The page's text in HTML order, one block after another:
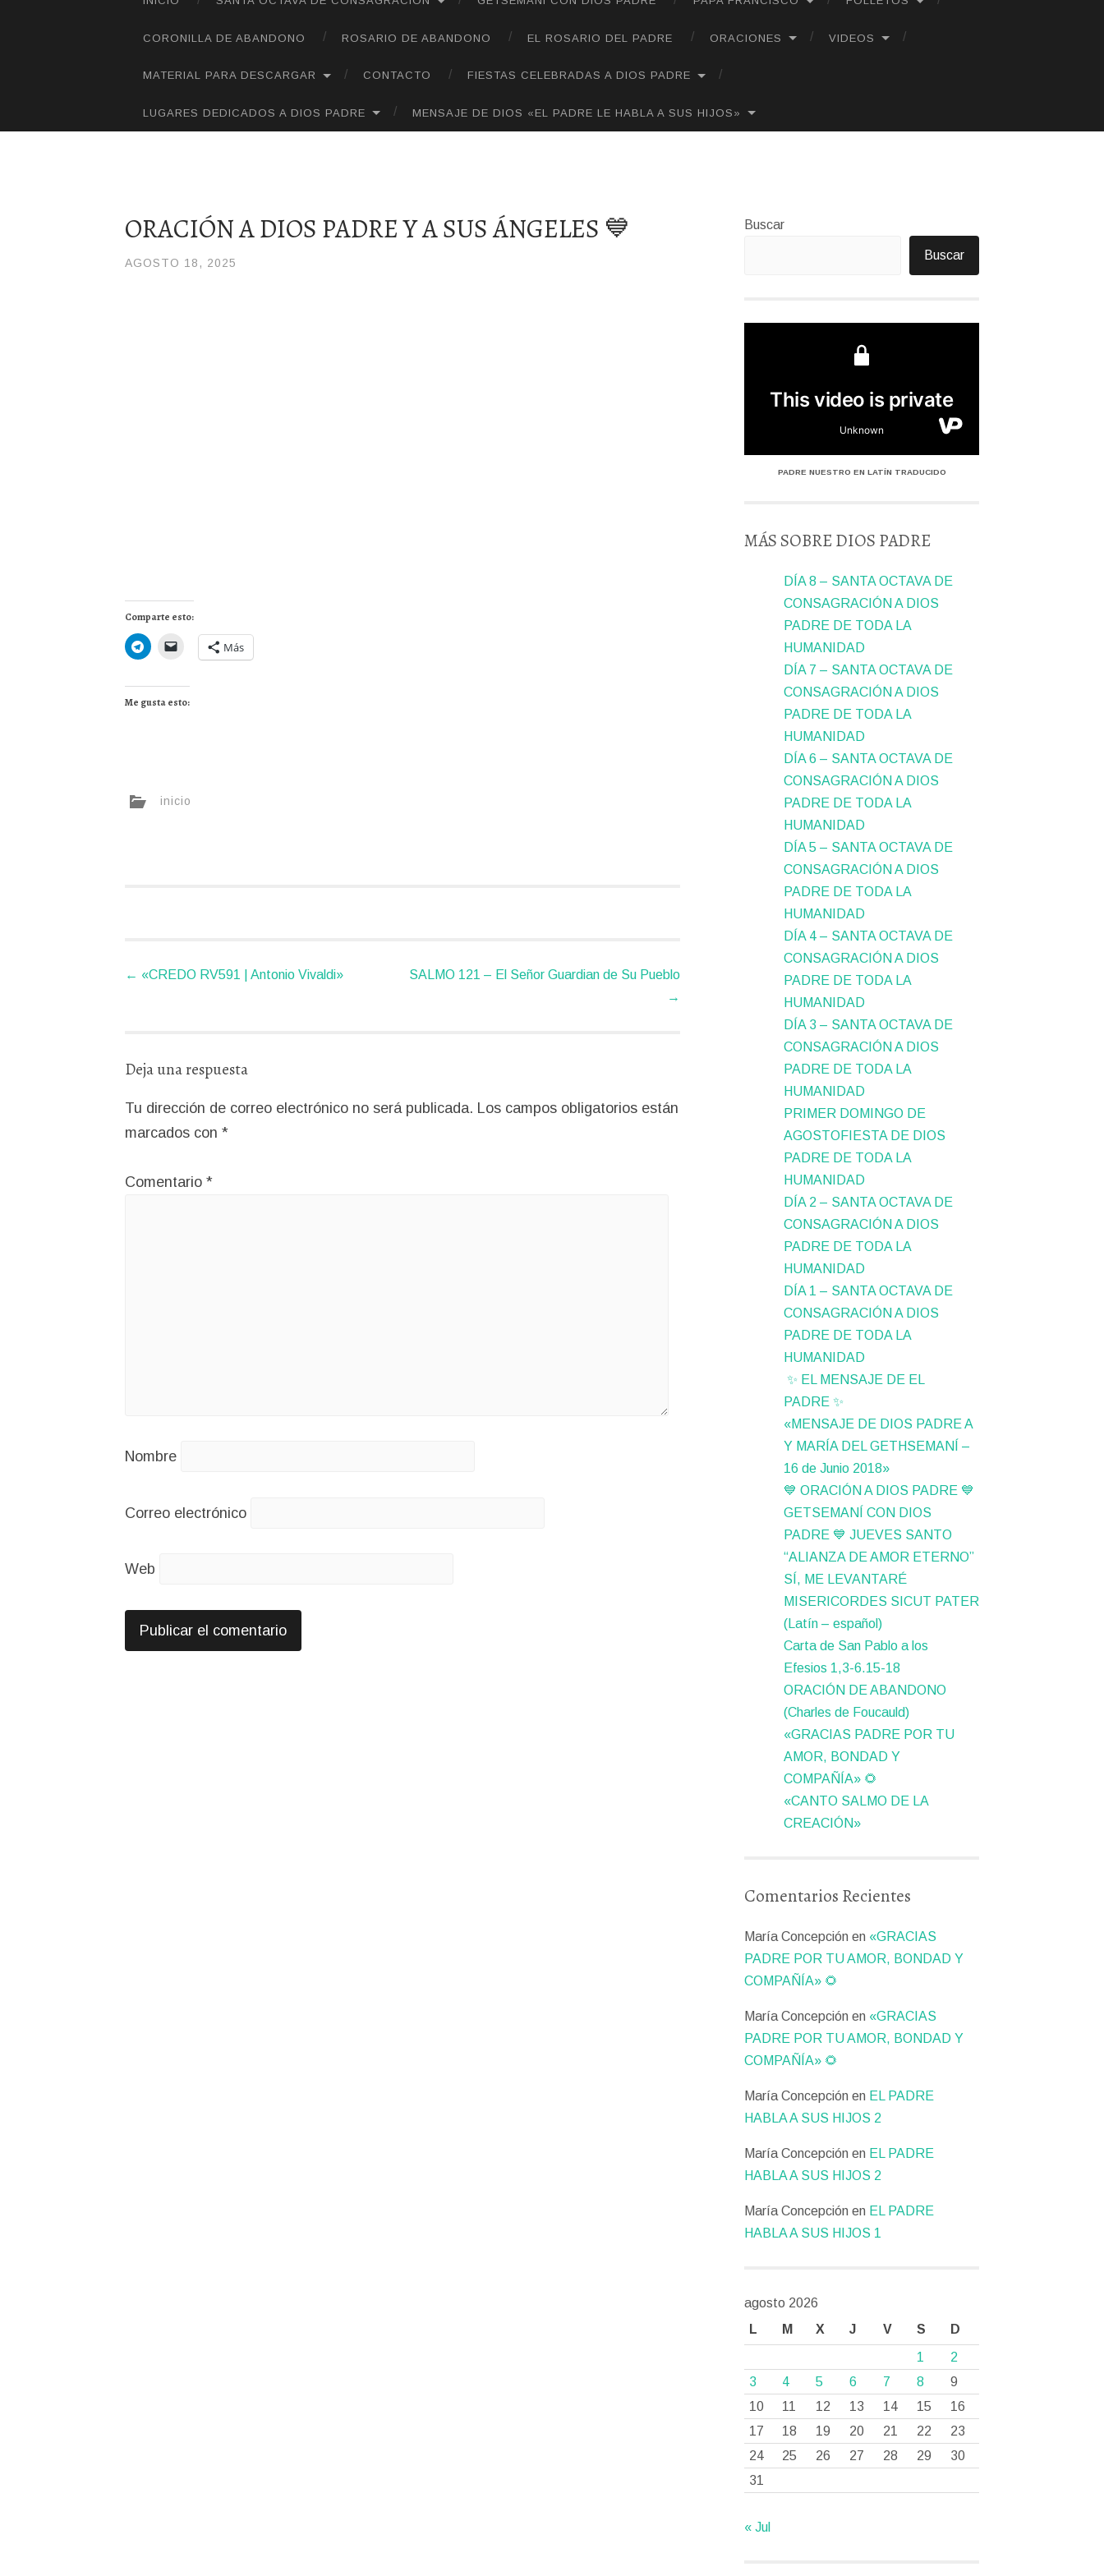
CORONILLA DE ABANDONO ROSARIO DE ABANDONO EL ROSARIO DEL PADRE ORACIONES VIDEOS
MATERIAL PARA DESCARGAR CONTACTO FIESTAS CELEBRADAS A DIOS PADRE
LUGARES DEDICADOS A DIOS PADRE MENSAJE DE DIOS «EL PADRE LE HABLA A SUS HIJOS»
ORACIÓN A DIOS PADRE Y A SUS ÁNGELES 💙
AGOSTO 18, 2025
Comparte esto:
Más
Me gusta esto:
inicio
← «CREDO RV591 | Antonio Vivaldi»
SALMO 121 – El Señor Guardian de Su Pueblo
→
Deja una respuesta
Tu dirección de correo electrónico no será publicada. Los campos obligatorios están
marcados con *
Comentario *
Nombre
Correo electrónico
Web
Buscar
Buscar
PADRE NUESTRO EN LATÍN TRADUCIDO
MÁS SOBRE DIOS PADRE
DÍA 8 – SANTA OCTAVA DE
CONSAGRACIÓN A DIOS
PADRE DE TODA LA
HUMANIDAD
DÍA 7 – SANTA OCTAVA DE
CONSAGRACIÓN A DIOS
PADRE DE TODA LA
HUMANIDAD
DÍA 6 – SANTA OCTAVA DE
CONSAGRACIÓN A DIOS
PADRE DE TODA LA
HUMANIDAD
DÍA 5 – SANTA OCTAVA DE
CONSAGRACIÓN A DIOS
PADRE DE TODA LA
HUMANIDAD
DÍA 4 – SANTA OCTAVA DE
CONSAGRACIÓN A DIOS
PADRE DE TODA LA
HUMANIDAD
DÍA 3 – SANTA OCTAVA DE
CONSAGRACIÓN A DIOS
PADRE DE TODA LA
HUMANIDAD
PRIMER DOMINGO DE
AGOSTOFIESTA DE DIOS
PADRE DE TODA LA
HUMANIDAD
DÍA 2 – SANTA OCTAVA DE
CONSAGRACIÓN A DIOS
PADRE DE TODA LA
HUMANIDAD
DÍA 1 – SANTA OCTAVA DE
CONSAGRACIÓN A DIOS
PADRE DE TODA LA
HUMANIDAD
✨ EL MENSAJE DE EL
PADRE ✨
«MENSAJE DE DIOS PADRE A
Y MARÍA DEL GETHSEMANÍ –
16 de Junio 2018»
💙 ORACIÓN A DIOS PADRE 💙
GETSEMANÍ CON DIOS
PADRE 💙 JUEVES SANTO
“ALIANZA DE AMOR ETERNO”
SÍ, ME LEVANTARÉ
MISERICORDES SICUT PATER
(Latín – español)
Carta de San Pablo a los
Efesios 1,3-6.15-18
ORACIÓN DE ABANDONO
(Charles de Foucauld)
«GRACIAS PADRE POR TU
AMOR, BONDAD Y
COMPAÑÍA» 🌻
«CANTO SALMO DE LA
CREACIÓN»
Comentarios Recientes
María Concepción en «GRACIAS
PADRE POR TU AMOR, BONDAD Y
COMPAÑÍA» 🌻
María Concepción en «GRACIAS
PADRE POR TU AMOR, BONDAD Y
COMPAÑÍA» 🌻
María Concepción en EL PADRE
HABLA A SUS HIJOS 2
María Concepción en EL PADRE
HABLA A SUS HIJOS 2
María Concepción en EL PADRE
HABLA A SUS HIJOS 1
agosto 2026
L
M X J V S
D
1
2
3
4 5 6 7 8
9
10
11 12 13 14 15
16
17
18 19 20 21 22
23
24
25 26 27 28 29
30
31
« Jul